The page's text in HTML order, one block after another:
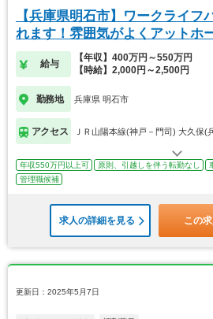
【兵庫県明石市】ワークライフ
れます！雰囲気がよくアットホ
集♪
給与
【年収】400万円～550万円
【時給】2,000円～2,500円
勤務地 兵庫県 明石市
アクセス ＪＲ山陽本線(神戸－門司) 大久保(
年収550万円以上可 原則、引越しを伴う転勤なし
管理職候補
求人の詳細を見る この
更新日：2025年5月7日